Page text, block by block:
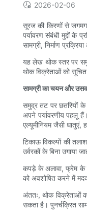
2026-02-06
सूरज की किरणों से
पर्यावरण संबंधी मुद्दों के
सामग्री, निर्माण
यह लेख थोक स्तर पर
थोक विक्रेताओं को
सामग्री का चयन और
समुद्र तट पर छतरियों के
अपने पर्यावरणीय पहलू
एल्यूमीनियम जैसी धातुएं,
टिकाऊ विकल्पों की
उर्वरकों के बिना उगाया
कपड़े के अलावा, फ्रेम के
को अवशोषित करने में
अंततः, थोक विक्रेताओं
सकता है। पुनर्चक्रित